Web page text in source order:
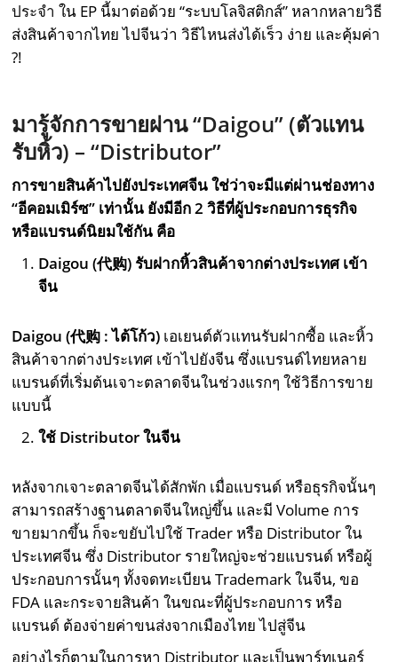
ประจำ ใน EP นี้มาต่อด้วย “ระบบโลจิสติกส์” หลากหลายวิธี
ส่งสินค้าจากไทย ไปจีนว่า วิธีไหนส่งได้เร็ว ง่าย และคุ้มค่า
?!
มารู้จักการขายผ่าน “Daigou” (ตัวแทน
รับหิ้ว) – “Distributor”
การขายสินค้าไปยังประเทศจีน ใช่ว่าจะมีแต่ผ่านช่องทาง
“อีคอมเมิร์ซ” เท่านั้น ยังมีอีก2 วิธีที่ผู้ประกอบการธุรกิจ
หรือแบรนด์นิยมใช้กัน คือ
Daigou (代购) รับฝากหิ้วสินค้าจากต่างประเทศ เข้า
จีน
Daigou (代购 :ไต้โก้ว) เอเยนต์ตัวแทนรับฝากซื้อ และหิ้ว
สินค้าจากต่างประเทศ เข้าไปยังจีน ซึ่งแบรนด์ไทยหลาย
แบรนด์ที่เริ่มต้นเจาะตลาดจีนในช่วงแรกๆ ใช้วิธีการขาย
แบบนี้
ใช้ Distributor ในจีน
หลังจากเจาะตลาดจีนได้สักพัก เมื่อแบรนด์ หรือธุรกิจนั้นๆ
สามารถสร้างฐานตลาดจีนใหญ่ขึ้น และมี Volume การ
ขายมากขึ้น ก็จะขยับไปใช้ Trader หรือ Distributor ใน
ประเทศจีน ซึ่ง Distributor รายใหญ่จะช่วยแบรนด์ หรือผู้
ประกอบการนั้นๆ ทั้งจดทะเบียน Trademark ในจีน, ขอ
FDA และกระจายสินค้า ในขณะที่ผู้ประกอบการ หรือ
แบรนด์ ต้องจ่ายค่าขนส่งจากเมืองไทย ไปสู่จีน
อย่างไรก็ตามในการหา Distributor และเป็นพาร์ทเนอร์